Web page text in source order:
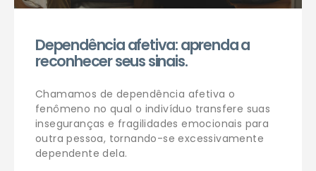
Dependência afetiva: aprenda a
reconhecer seus sinais.
Chamamos de dependência afetiva o
fenômeno no qual o indivíduo transfere suas
inseguranças e fragilidades emocionais para
outra pessoa, tornando-se excessivamente
dependente dela.